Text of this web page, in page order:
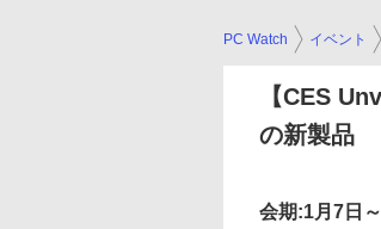
PC Watch イベント
【CES
の新製品
会期:1月7日